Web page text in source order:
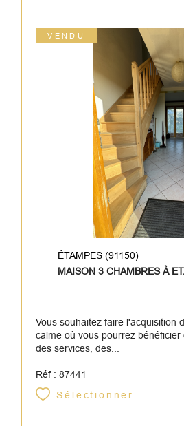
VENDU
ÉTAMPES (91150)
MAISON 3 CHAMBRES À
Vous souhaitez faire l'acquisition
calme où vous pourrez bénéficier
des services, des...
Réf : 87441
Sélectionner